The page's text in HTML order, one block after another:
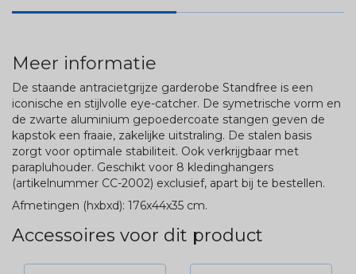
Meer informatie
De staande antracietgrijze garderobe Standfree is een
iconische en stijlvolle eye-catcher. De symetrische vorm en
de zwarte aluminium gepoedercoate stangen geven de
kapstok een fraaie, zakelijke uitstraling. De stalen basis
zorgt voor optimale stabiliteit. Ook verkrijgbaar met
parapluhouder. Geschikt voor 8 kledinghangers
(artikelnummer CC-2002) exclusief, apart bij te bestellen.
Afmetingen (hxbxd): 176x44x35 cm.
Accessoires voor dit product